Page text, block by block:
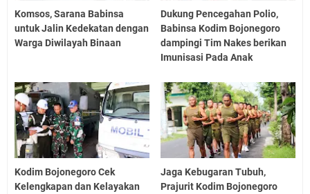
Komsos, Sarana Babinsa
untuk Jalin Kedekatan dengan
Warga Diwilayah Binaan
Dukung Pencegahan Polio,
Babinsa Kodim Bojonegoro
dampingi Tim Nakes berikan
Imunisasi Pada Anak
Kodim Bojonegoro Cek
Kelengkapan dan Kelayakan
Jaga Kebugaran Tubuh,
Prajurit Kodim Bojonegoro